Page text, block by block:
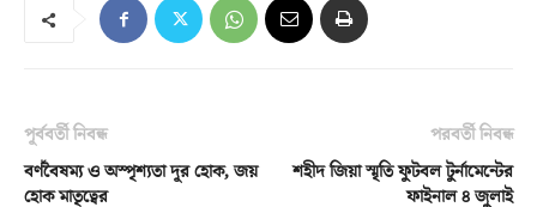
পূর্ববর্তী নিবন্ধ
বর্ণবৈষম্য ও অস্পৃশ্যতা দূর হোক, জয়
হোক মাতৃত্বের
পরবর্তী নিবন্ধ
শহীদ জিয়া স্মৃতি ফুটবল টুর্নামেন্টের
ফাইনাল ৪ জুলাই